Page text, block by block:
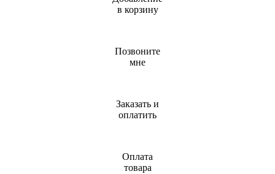
в корзину
Позвоните
мне
Заказать и
оплатить
Оплата
товара